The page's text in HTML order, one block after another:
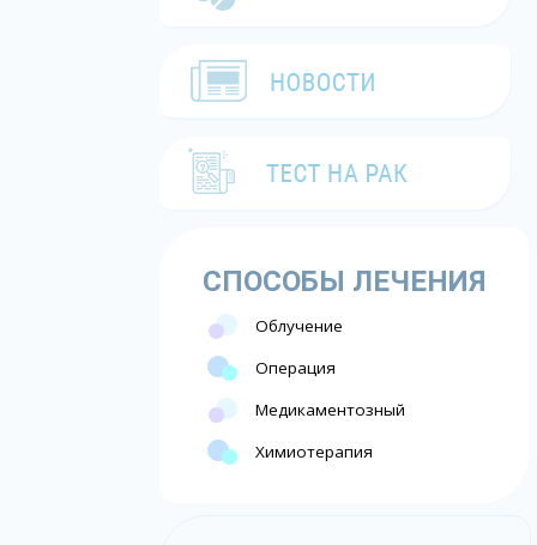
СПОСОБЫ ЛЕЧЕНИЯ
Облучение
Операция
Медикаментозный
Химиотерапия